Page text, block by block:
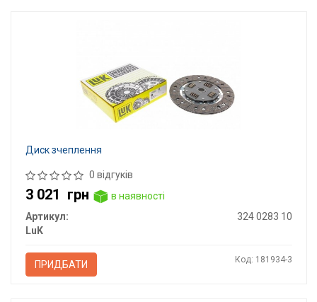
Диск зчеплення
0 відгуків
3 021 грн
в наявності
Артикул:
324 0283 10
LuK
ПРИДБАТИ Код: 181934-3